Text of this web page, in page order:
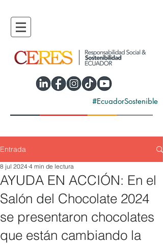
#EcuadorSostenible
Entrada
AYUDA EN ACCIÓN: En el
Salón del Chocolate 2024
se presentaron chocolates
que están cambiando la
8 jul 2024 4 min de lectura